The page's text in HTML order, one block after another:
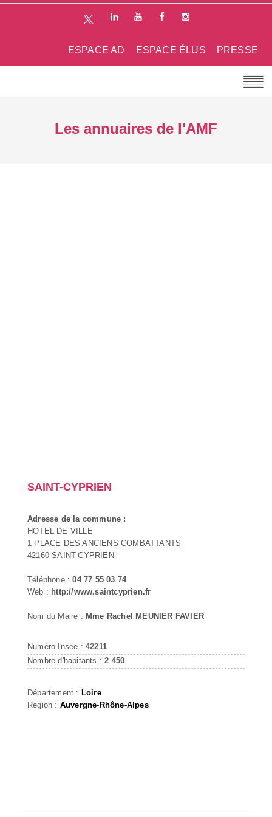
PRESSE
ESPACE ÉLUS
ESPACE AD
Les annuaires de l'AMF
SAINT-CYPRIEN
Adresse de la commune :
HOTEL DE VILLE
1 PLACE DES ANCIENS COMBATTANTS
42160 SAINT-CYPRIEN
Téléphone :04 77 55 03 74
Web : http://www.saintcyprien.fr
Nom du Maire : Mme Rachel MEUNIER FAVIER
Numéro Insee : 42211
Nombre d'habitants :2 450
Département : Loire
Région : Auvergne-Rhône-Alpes